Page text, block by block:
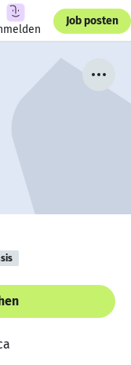
Job posten